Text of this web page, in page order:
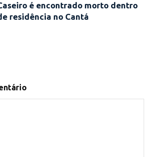
é encontrado morto dentro
residência no Cantá